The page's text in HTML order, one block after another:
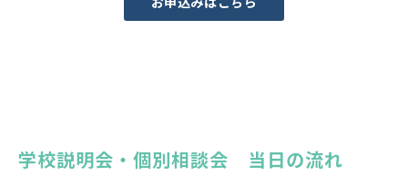
学校説明会・個別相談会　当日の流れ